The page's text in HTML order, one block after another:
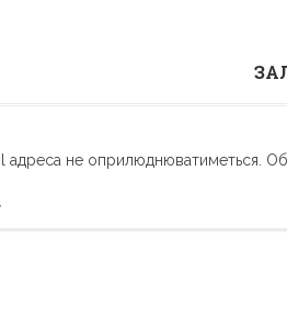
адреса не оприлюднюватиметься.